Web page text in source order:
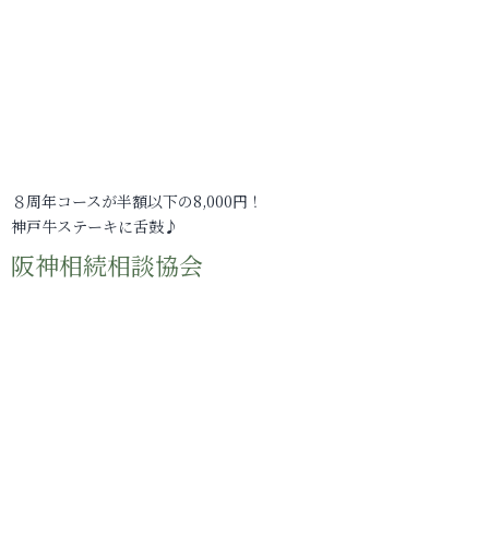
８周年コースが半額以下の8,000円！
神戸牛ステーキに舌鼓♪
阪神相続相談協会